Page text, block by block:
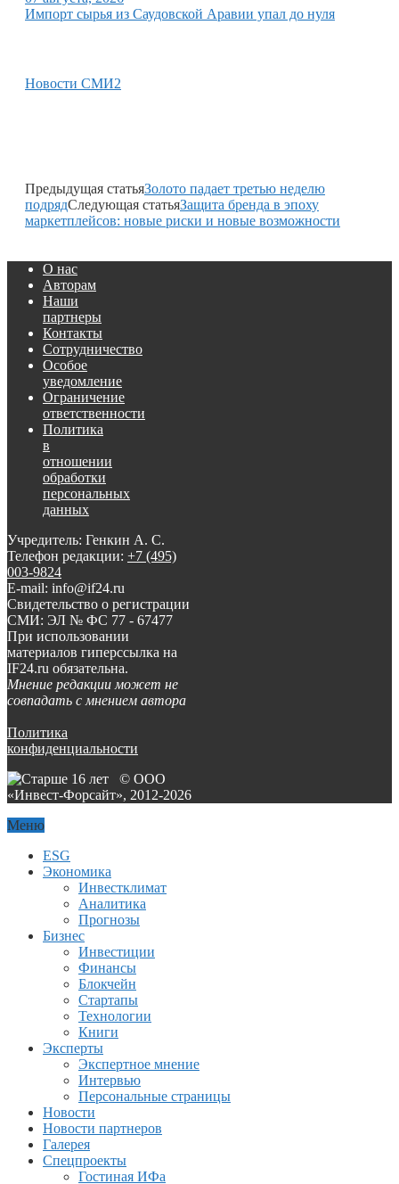
Импорт сырья из Саудовской Аравии упал до нуля
Новости СМИ2
Предыдущая статьяЗолото падает третью неделю
подрядСледующая статьяЗащита бренда в эпоху
маркетплейсов: новые риски и новые возможности
О нас
Авторам
Наши
партнеры
Контакты
Сотрудничество
Особое
уведомление
Ограничение
ответственности
Политика
в
отношении
обработки
персональных
данных
Учредитель: Генкин А. С.
Телефон редакции: +7 (495)
003-9824
E-mail: info@if24.ru
Свидетельство о регистрации
СМИ: ЭЛ № ФС 77 - 67477
При использовании
материалов гиперссылка на
IF24.ru обязательна.
Мнение редакции может не
совпадать с мнением автора
Политика
конфиденциальности
© ООО
«Инвест-Форсайт», 2012-2026
Меню
ESG
Экономика
Инвестклимат
Аналитика
Прогнозы
Бизнес
Инвестиции
Финансы
Блокчейн
Стартапы
Технологии
Книги
Эксперты
Экспертное мнение
Интервью
Персональные страницы
Новости
Новости партнеров
Галерея
Спецпроекты
Гостиная ИФа